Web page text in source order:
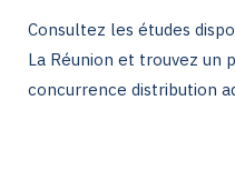
Consultez les études
La Réunion et trouvez
concurrence distribution